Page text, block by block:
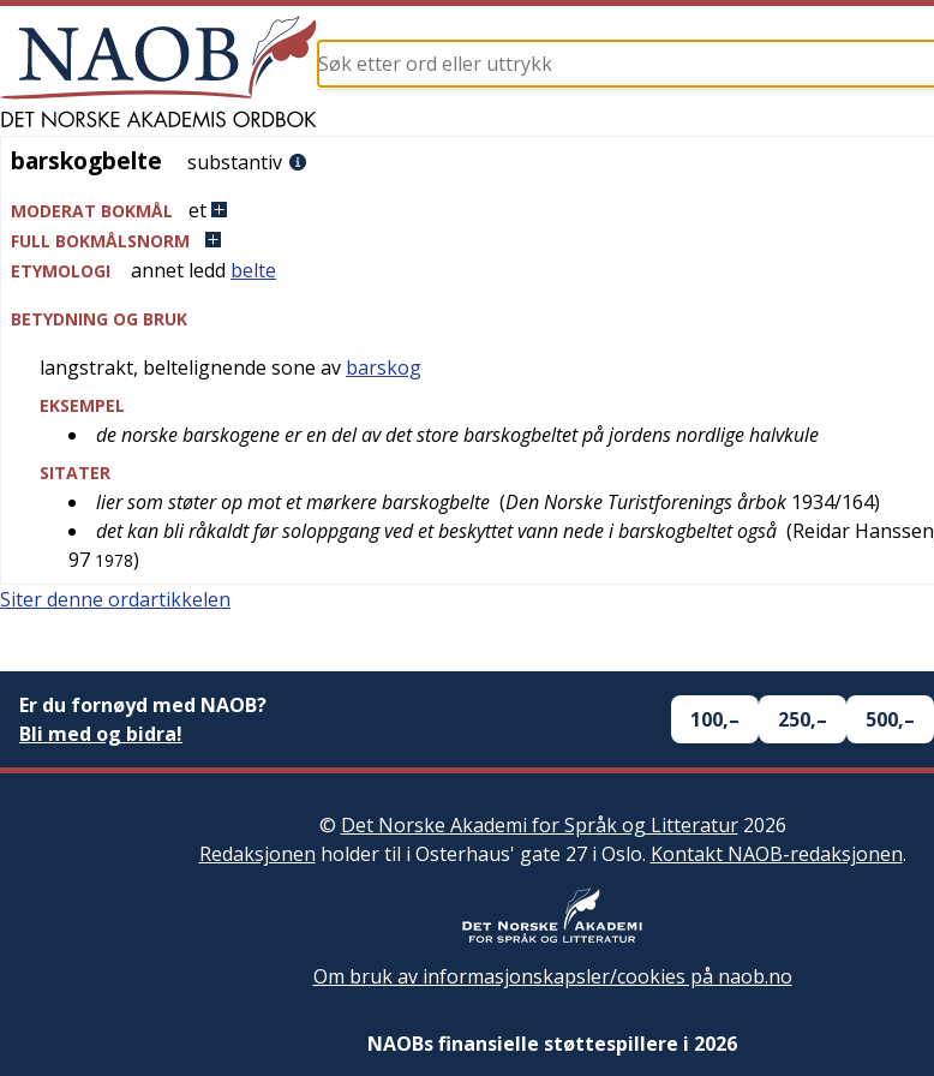
barskogbelte
barskogbelte substantiv
MODERAT BOKMÅL et
FULL BOKMÅLSNORM
ETYMOLOGI
annet ledd belte
BETYDNING OG BRUK
langstrakt, beltelignende sone av barskog
EKSEMPEL
de norske barskogene er en del av det store barskogbeltet på jordens nordlige halvkule
SITATER
lier som støter op mot et mørkere barskogbelte (Den Norske Turistforenings årbok 1934/164)
det kan bli råkaldt før soloppgang ved et beskyttet vann nede i barskogbeltet også (Reidar Hanssen
97 1978)
Siter denne ordartikkelen
Er du fornøyd med NAOB?
Bli med og bidra!
100,– 250,– 500,–
© Det Norske Akademi for Språk og Litteratur2026
Redaksjonen holder til i Osterhaus' gate 27 i Oslo. Kontakt NAOB-redaksjonen.
Om bruk av informasjonskapsler/cookies på naob.no
NAOBs finansielle støttespillere i 2026